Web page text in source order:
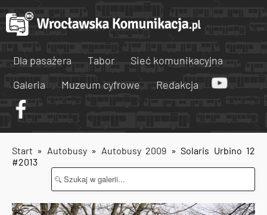
Dla pasażera Tabor
Sieć komunikacyjna
Galeria
Muzeum cyfrowe Redakcja
Start » Autobusy» Autobusy 2009 » Solaris Urbino 12
#2013